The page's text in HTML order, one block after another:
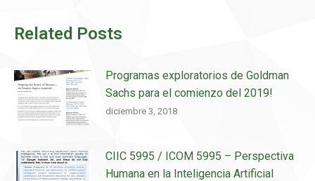
Related Posts
Programas exploratorios de Goldman
Sachs para el comienzo del 2019!
diciembre 3, 2018
CIIC 5995 / ICOM 5995 – Perspectiva
Humana en la Inteligencia Artificial